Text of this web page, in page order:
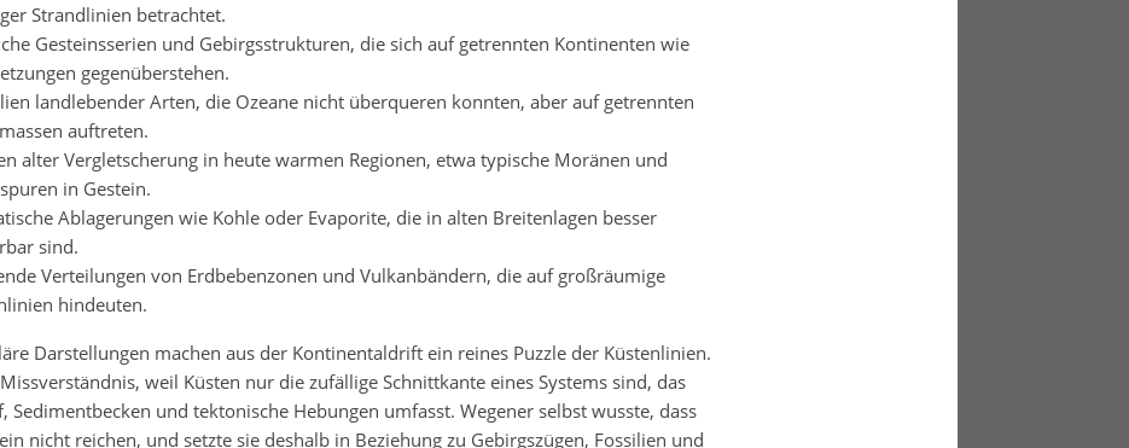
Strandlinien betrachtet.
Gesteinsserien und Gebirgsstrukturen, die sich auf getrennten Kontinenten wie
gegenüberstehen.
landlebender Arten, die Ozeane nicht überqueren konnten, aber auf getrennten
auftreten.
alter Vergletscherung in heute warmen Regionen, etwa typische Moränen und
in Gestein.
Ablagerungen wie Kohle oder Evaporite, die in alten Breitenlagen besser
sind.
Verteilungen von Erdbebenzonen und Vulkanbändern, die auf großräumige
hindeuten.
Darstellungen machen aus der Kontinentaldrift ein reines Puzzle der Küstenlinien.
weil Küsten nur die zufällige Schnittkante eines Systems sind, das
Sedimentbecken und tektonische Hebungen umfasst. Wegener selbst wusste, dass
nicht reichen, und setzte sie deshalb in Beziehung zu Gebirgszügen, Fossilien und